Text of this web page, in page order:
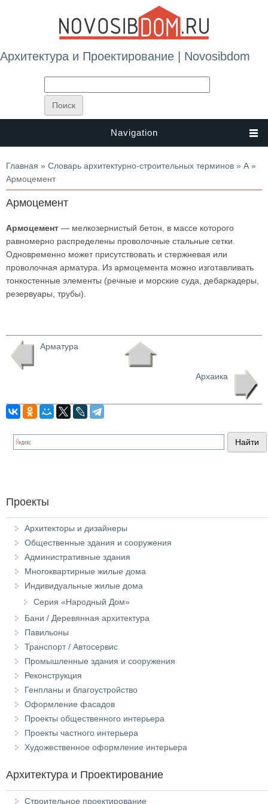
Архитектура и Проектирование | Novosibdom
Navigation
Вы здесь
Главная » Словарь архитектурно-строительных терминов » А »
Армоцемент
Армоцемент
Армоцемент — мелкозернистый бетон, в массе которого
равномерно распределены проволочные стальные сетки.
Одновременно может присутствовать и стержневая или
проволочная арматура. Из армоцемента можно изготавливать
тонкостенные элементы (речные и морские суда, дебаркадеры,
резервуары, трубы).
Арматура
Архаика
Проекты
Архитекторы и дизайнеры
Общественные здания и сооружения
Административные здания
Многоквартирные жилые дома
Индивидуальные жилые дома
Серия «Народный Дом»
Бани / Деревянная архитектура
Павильоны
Транспорт / Автосервис
Промышленные здания и сооружения
Реконструкция
Генпланы и благоустройство
Оформление фасадов
Проекты общественного интерьера
Проекты частного интерьера
Художественное оформление интерьера
Архитектура и Проектирование
Строительное проектирование